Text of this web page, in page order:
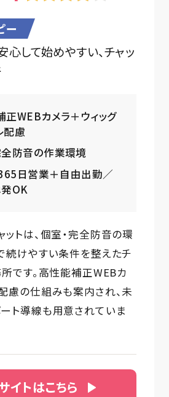
ー
して始めやすい、チャッ
正WEBカメラ＋ウィッグ
配慮
全防音の作業環境
日営業＋自由出勤／
OK
ットは、個室・完全防音の環
続けやすい条件を整えたチ
所です。高性能補正WEBカ
慮の仕組みも案内され、未
ト導線も用意されていま
イトはこちら